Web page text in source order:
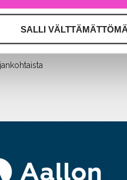
SALLI
Oyj:n kasvu
Rätinki Oy mukaan